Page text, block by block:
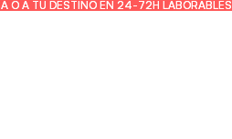
O A TU DESTINO EN 24-72H LABORABLES
O A TU DESTINO EN 24-72H LABORABLES